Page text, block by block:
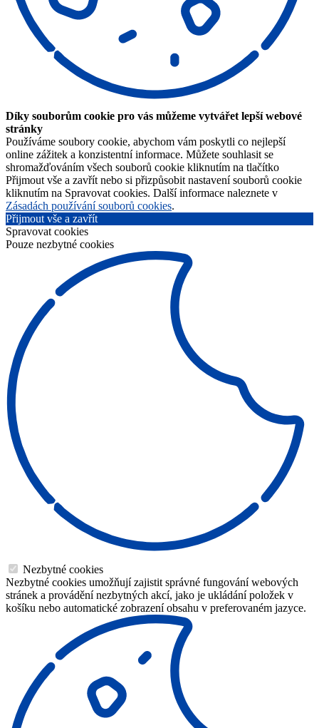
Díky souborům cookie pro vás můžeme vytvářet lepší webové
stránky
Používáme soubory cookie, abychom vám poskytli co nejlepší
online zážitek a konzistentní informace. Můžete souhlasit se
shromažďováním všech souborů cookie kliknutím na tlačítko
Přijmout vše a zavřít nebo si přizpůsobit nastavení souborů cookie
kliknutím na Spravovat cookies. Další informace naleznete v
Zásadách používání souborů cookies.
Přijmout vše a zavřít
Spravovat cookies
Pouze nezbytné cookies
Nezbytné cookies
Nezbytné cookies umožňují zajistit správné fungování webových
stránek a provádění nezbytných akcí, jako je ukládání položek v
košíku nebo automatické zobrazení obsahu v preferovaném jazyce.